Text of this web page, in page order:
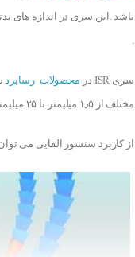
باشد .این سری در اندازه های
.
سری ISR در
محصولات رسابرد
مختلف از ۱٫۵ میلیمتر تا ۲۵ میلیمتر قابل انتخاب می باشند.
از کاربرد سنسور القایی می